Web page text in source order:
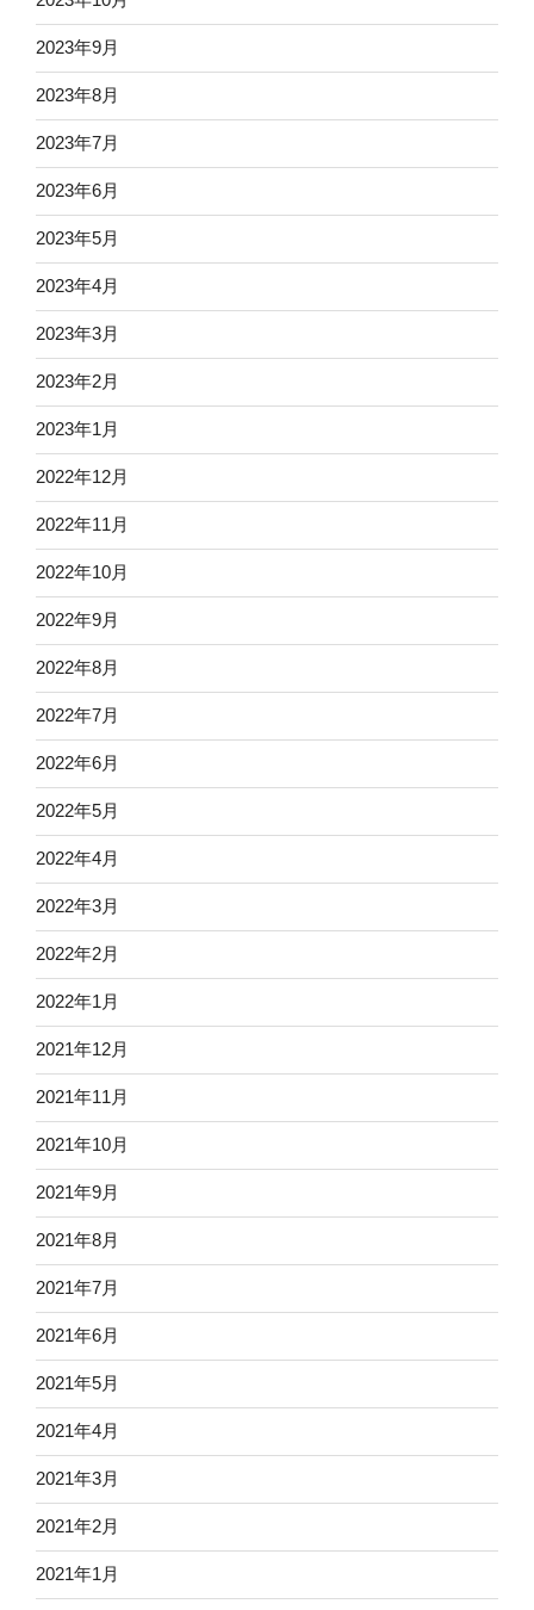
2023年9月
2023年8月
2023年7月
2023年6月
2023年5月
2023年4月
2023年3月
2023年2月
2023年1月
2022年12月
2022年11月
2022年10月
2022年9月
2022年8月
2022年7月
2022年6月
2022年5月
2022年4月
2022年3月
2022年2月
2022年1月
2021年12月
2021年11月
2021年10月
2021年9月
2021年8月
2021年7月
2021年6月
2021年5月
2021年4月
2021年3月
2021年2月
2021年1月